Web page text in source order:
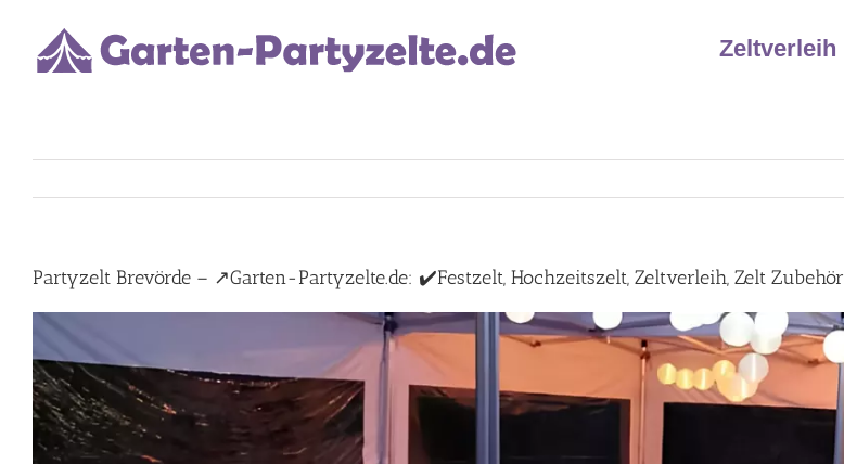
content
Zeltverleih
Partyzelt Brevörde – ↗️Garten-Partyzelte.de: ✔️Festzelt, Hochzeitszelt, Zeltverleih, Zelt Zubehör